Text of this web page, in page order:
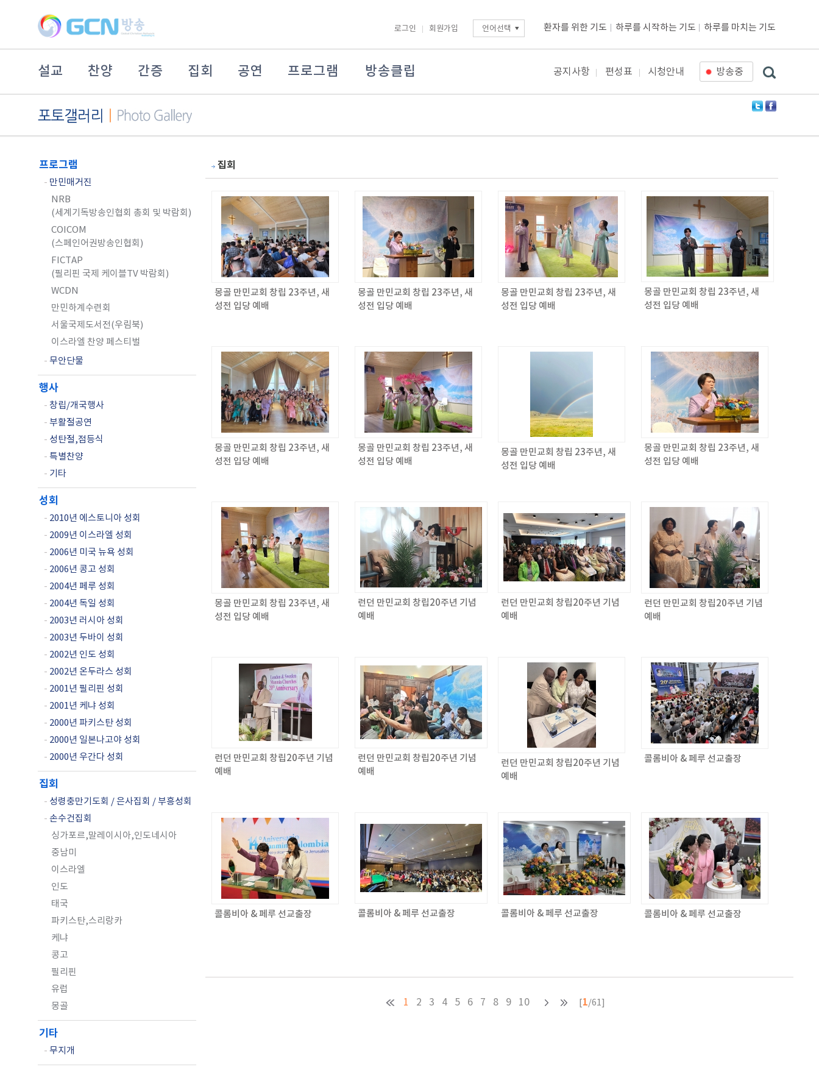
로그인 회원가입 언어선택 환자를 위한 기도 하루를 시작하는 기도 하루를 마치는 기도
설교 찬양 간증 집회 공연 프로그램 방송클립 공지사항 편성표 시청안내 방송중
프로그램
- 만민매거진
NRB
(세계기독방송인협회 총회 및 박람회)
COICOM
(스페인어권방송인협회)
FICTAP
(필리핀 국제 케이블TV 박람회)
WCDN
만민하계수련회
서울국제도서전(우림북)
이스라엘 찬양 페스티벌
- 무안단물
행사
- 창립/개국행사
- 부활절공연
- 성탄절,점등식
- 특별찬양
- 기타
성회
- 2010년 에스토니아 성회
- 2009년 이스라엘 성회
- 2006년 미국 뉴욕 성회
- 2006년 콩고 성회
- 2004년 페루 성회
- 2004년 독일 성회
- 2003년 러시아 성회
- 2003년 두바이 성회
- 2002년 인도 성회
- 2002년 온두라스 성회
- 2001년 필리핀 성회
- 2001년 케냐 성회
- 2000년 파키스탄 성회
- 2000년 일본나고야 성회
- 2000년 우간다 성회
집회
- 성령충만기도회 / 은사집회 / 부흥성회
- 손수건집회
싱가포르,말레이시아,인도네시아
중남미
이스라엘
인도
태국
파키스탄,스리랑카
케냐
콩고
필리핀
유럽
몽골
기타
- 무지개
집회
몽골 만민교회 창립 23주년, 새
성전 입당 예배
몽골 만민교회 창립 23주년, 새
성전 입당 예배
몽골 만민교회 창립 23주년, 새
성전 입당 예배
몽골 만민교회 창립 23주년, 새
성전 입당 예배
몽골 만민교회 창립 23주년, 새
성전 입당 예배
몽골 만민교회 창립 23주년, 새
성전 입당 예배
몽골 만민교회 창립 23주년, 새
성전 입당 예배
몽골 만민교회 창립 23주년, 새
성전 입당 예배
몽골 만민교회 창립 23주년, 새
성전 입당 예배
런던 만민교회 창립20주년 기념
예배
런던 만민교회 창립20주년 기념
예배
런던 만민교회 창립20주년 기념
예배
런던 만민교회 창립20주년 기념
예배
런던 만민교회 창립20주년 기념
예배
런던 만민교회 창립20주년 기념
예배
콜롬비아 & 페루 선교출장
콜롬비아 & 페루 선교출장 콜롬비아 & 페루 선교출장 콜롬비아 & 페루 선교출장 콜롬비아 & 페루 선교출장
1 2 3 4 5 6 7 8 9 10 [1/61]